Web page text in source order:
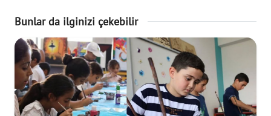
Bunlar da ilginizi çekebilir